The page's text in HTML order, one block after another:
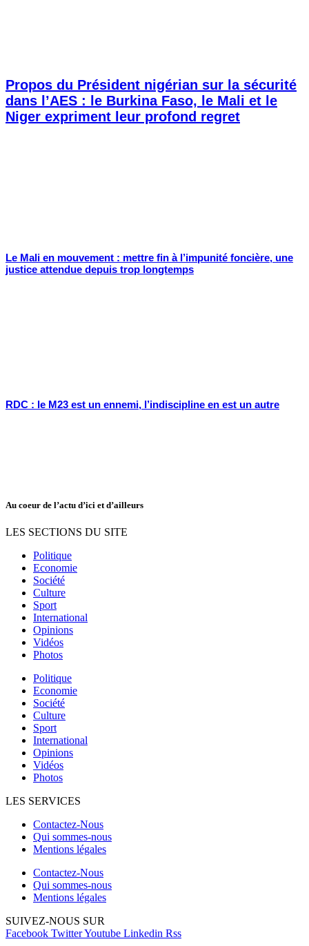
Propos du Président nigérian sur la sécurité
dans l’AES : le Burkina Faso, le Mali et le
Niger expriment leur profond regret
Le Mali en mouvement : mettre fin à l’impunité foncière, une
justice attendue depuis trop longtemps
RDC : le M23 est un ennemi, l’indiscipline en est un autre
Au coeur de l’actu d’ici et d’ailleurs
LES SECTIONS DU SITE
Politique
Economie
Société
Culture
Sport
International
Opinions
Vidéos
Photos
Politique
Economie
Société
Culture
Sport
International
Opinions
Vidéos
Photos
LES SERVICES
Contactez-Nous
Qui sommes-nous
Mentions légales
Contactez-Nous
Qui sommes-nous
Mentions légales
SUIVEZ-NOUS SUR
Facebook TwitterYoutube Linkedin Rss